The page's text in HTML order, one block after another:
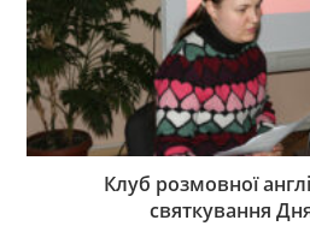
Клуб розмовної
святкування